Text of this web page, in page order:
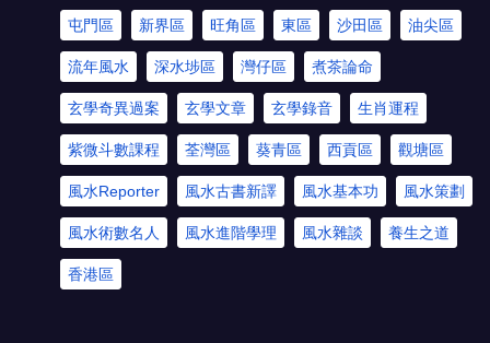
屯門區 新界區 旺角區 東區 沙田區 油尖區
流年風水 深水埗區 灣仔區 煮茶論命
玄學奇異過案 玄學文章 玄學錄音 生肖運程
紫微斗數課程 荃灣區 葵青區 西貢區 觀塘區
風水Reporter 風水古書新譯 風水基本功 風水策劃
風水術數名人 風水進階學理 風水雜談 養生之道
香港區